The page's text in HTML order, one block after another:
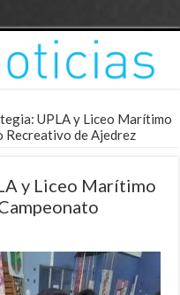
UPLA y Liceo Marítimo
Recreativo de Ajedrez
y Liceo Marítimo